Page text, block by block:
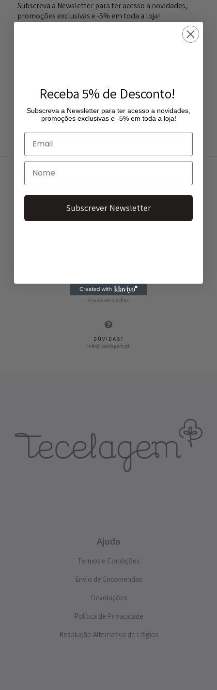
Subscreva a Newsletter para ter acesso a novidades,
promoções exclusivas e -5% em toda a loja!
Subscrever Newsletter
Entregas gratuitas a partir de 50€
ENVIOS RÁPIDOS
Envios em 2-3 dias
DÚVIDAS?
info@tecelagem.pt
Ajuda
Termos e Condições
Envio de Encomendas
Devoluções
Política de Privacidade
Resolução Alternativa de Litígios
Receba 5% de Desconto!
Subscreva a Newsletter para ter acesso a novidades,
promoções exclusivas e -5% em toda a loja!
Subscrever Newsletter